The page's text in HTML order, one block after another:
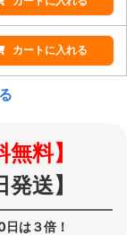
カートに入れる
料】
発送】
は３倍！